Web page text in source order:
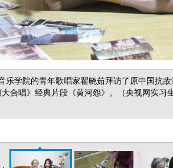
乐学院的青年歌唱家翟晓茹拜访了原中国抗
合唱》经典片段《黄河怨》。（央视网实习